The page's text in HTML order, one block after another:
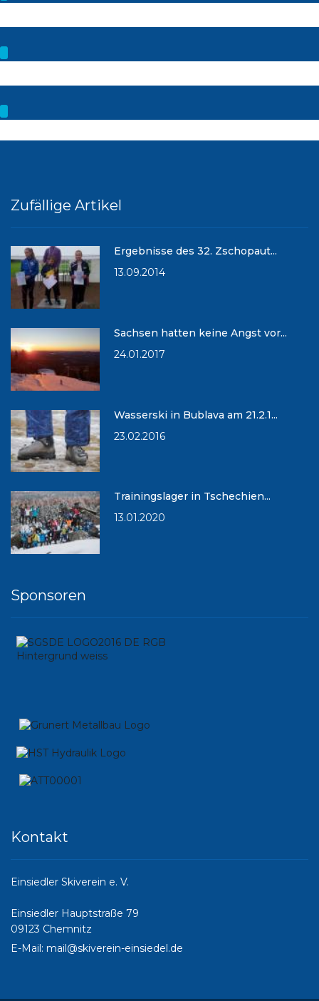
Zufällige Artikel
Ergebnisse des 32. Zschopaut...
13.09.2014
Sachsen hatten keine Angst vor...
24.01.2017
Wasserski in Bublava am 21.2.1...
23.02.2016
Trainingslager in Tschechien...
13.01.2020
Sponsoren
Kontakt
Einsiedler Skiverein e. V.
Einsiedler Hauptstraße 79
09123 Chemnitz
E-Mail: mail@skiverein-einsiedel.de